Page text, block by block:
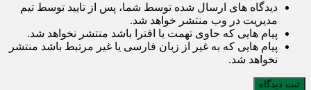
دیدگاه های ارسال شده توسط شما، پس از تایید توسط تیم
مدیریت در وب منتشر خواهد شد.
پیام هایی که حاوی تهمت یا افترا باشد منتشر نخواهد شد.
پیام هایی که به غیر از زبان فارسی یا غیر مرتبط باشد منتشر
نخواهد شد.
ثبت دیدگاه